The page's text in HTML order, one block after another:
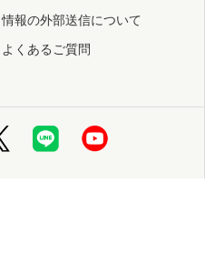
情報の外部送信について
よくあるご質問